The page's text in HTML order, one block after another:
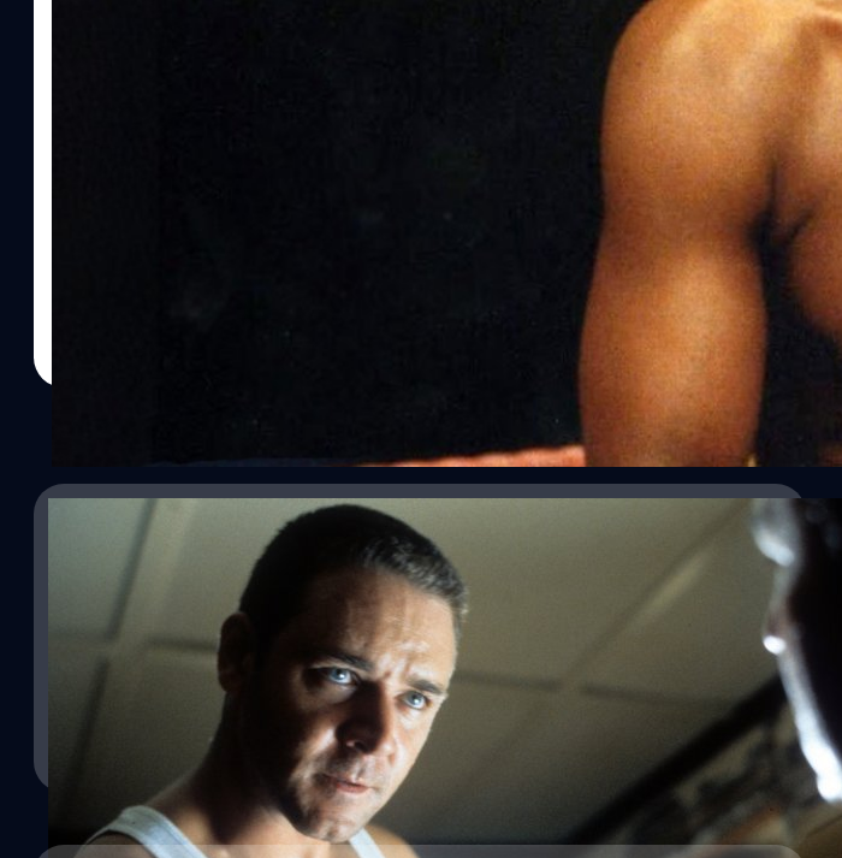
Russell Crowe เผย สตูดิโอไม่ยอมจ่ายค่าโรงแรม-ค่าเช่ารถยนต์ เพื่อบีบให้เขา
ออกจากหนัง ‘LA Confidential’
รัสเซล โครว์ (Russell Crowe) นักแสดงรุ่นใหญ่ เปิดเผย Warner Bros. เพื่อบีบให้เขาออกจากหนัง 'LA
Confidential'
| 1197 days ago